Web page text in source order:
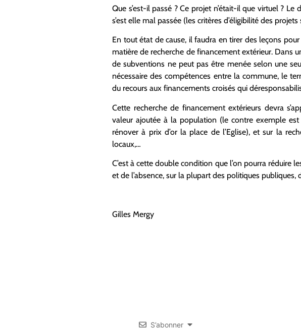
Que s’est-il passé ? Ce projet n’était-il que virtuel ?
s’est elle mal passée (les critères d’éligibilité des
En tout état de cause, il faudra en tirer des leçons
matière de recherche de financement extérieur. Dans
de subventions ne peut pas être menée selon une
nécessaire des compétences entre la commune, le
du recours aux financements croisés qui
Cette recherche de financement extérieurs devra
valeur ajoutée à la population (le contre exemple
rénover à prix d’or la place de l’Eglise), et sur la
locaux,…
C’est à cette double condition que l’on pourra réduire
et de l’absence, sur la plupart des politiques publiques,
Gilles Mergy
S’abonner